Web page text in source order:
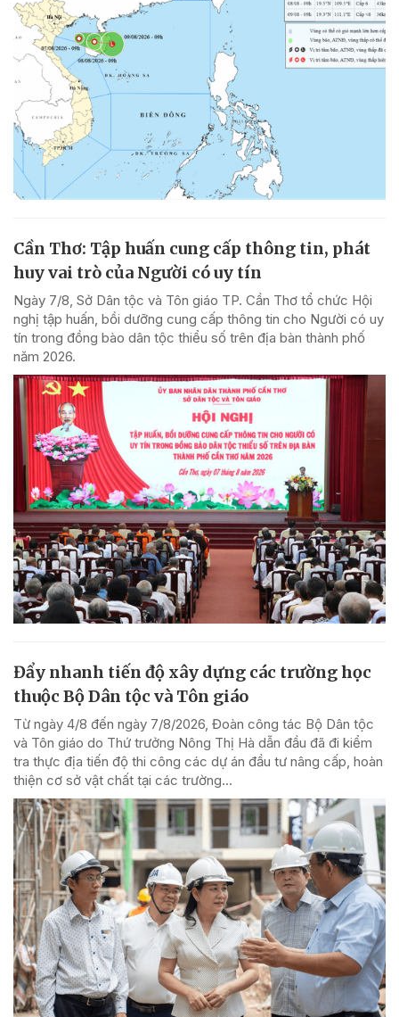
Cần Thơ: Tập huấn cung cấp thông tin, phát
huy vai trò của Người có uy tín
Ngày 7/8, Sở Dân tộc và Tôn giáo TP. Cần Thơ tổ chức Hội
nghị tập huấn, bồi dưỡng cung cấp thông tin cho Người có uy
tín trong đồng bào dân tộc thiểu số trên địa bàn thành phố
năm 2026.
Đẩy nhanh tiến độ xây dựng các trường học
thuộc Bộ Dân tộc và Tôn giáo
Từ ngày 4/8 đến ngày 7/8/2026, Đoàn công tác Bộ Dân tộc
và Tôn giáo do Thứ trưởng Nông Thị Hà dẫn đầu đã đi kiểm
tra thực địa tiến độ thi công các dự án đầu tư nâng cấp, hoàn
thiện cơ sở vật chất tại các trường...